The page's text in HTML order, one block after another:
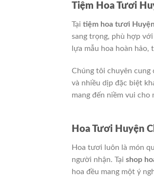
Tiệm Hoa Tươi
Tại tiệm hoa tươi
sang trọng, phù hợp
lựa mẫu hoa hoàn
Chúng tôi chuyên cung
và nhiều dịp đặc biệt
mang đến niềm vui cho
Hoa Tươi Huyện
Hoa tươi luôn là món
người nhận. Tại shop
hoa đều mang một ý